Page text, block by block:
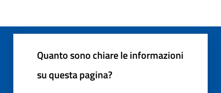
Quanto sono chiare le informazioni
su questa pagina?